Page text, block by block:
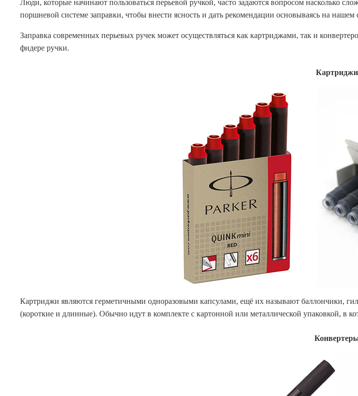
Люди, которые начинают пользоваться перьевой ручкой, часто задаются вопросом насколько
поршневой системе заправки, чтобы внести ясность и дать рекомендации основываясь на
Заправка современных перьевых ручек может осуществляться как картриджами, так и
фидере ручки.
Картриджи
Картриджи являются герметичными одноразовыми капсулами, ещё их называют баллончики,
(короткие и длинные). Обычно идут в комплекте с картонной или металлической упаковкой, в